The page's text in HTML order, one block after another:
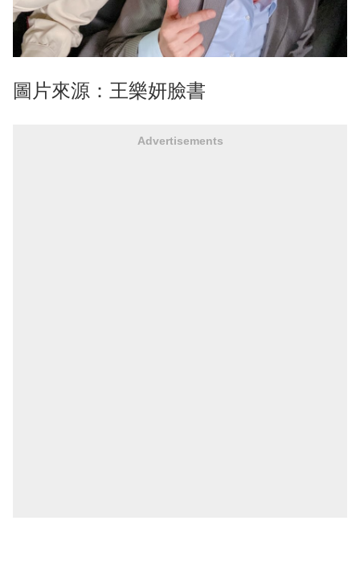
圖片來源：王樂妍臉書
Advertisements